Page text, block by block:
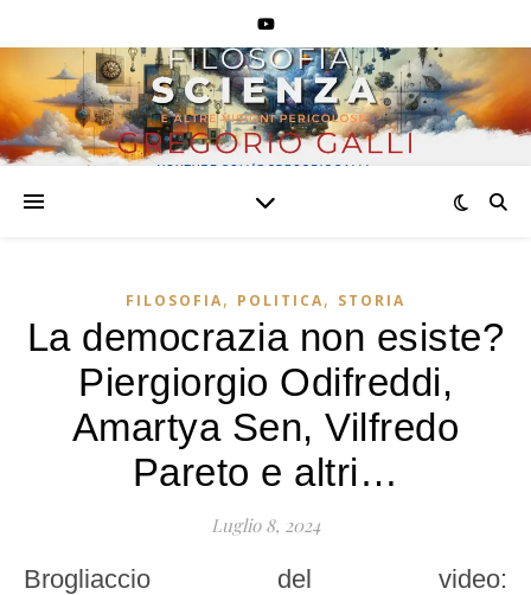
FILOSOFIA, POLITICA, STORIA
La democrazia non esiste?
Piergiorgio Odifreddi,
Amartya Sen, Vilfredo
Pareto e altri…
Luglio 8, 2024
Brogliaccio del video: